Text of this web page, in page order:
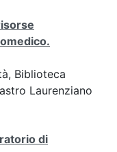
Biblioteca
Laurenziano
di